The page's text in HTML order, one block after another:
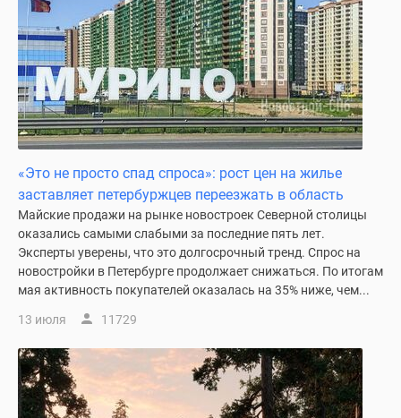
«Это не просто спад спроса»: рост цен на жилье
заставляет петербуржцев переезжать в область
Майские продажи на рынке новостроек Северной столицы
оказались самыми слабыми за последние пять лет.
Эксперты уверены, что это долгосрочный тренд. Спрос на
новостройки в Петербурге продолжает снижаться. По итогам
мая активность покупателей оказалась на 35% ниже, чем...
13 июля 11729